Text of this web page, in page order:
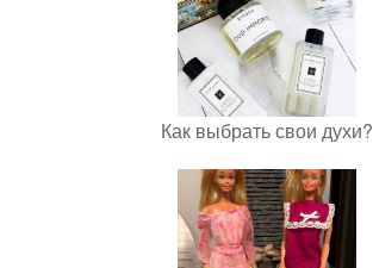
Как выбрать свои духи?